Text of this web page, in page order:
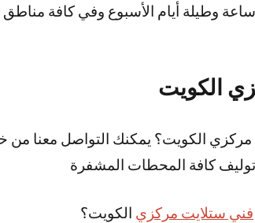
خدمتنا متوفرة على مدار 24 ساعة وطيلة أيام الأسبوع
الكويت
الكويت؟ يمكنك التواصل معنا من
كافة المحطات المشفرة
فني ستلايت مركزي الكويت؟